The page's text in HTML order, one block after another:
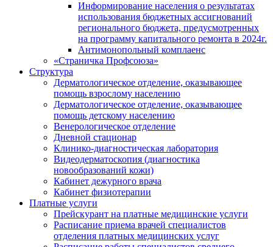
Информирование населения о результатах
использования бюджетных ассигнований
регионального бюджета, предусмотренных
на программу капитального ремонта в 2024г.
Антимонопольный комплаенс
«Страничка Профсоюза»
Структура
Дерматологическое отделение, оказывающее
помощь взрослому населению
Дерматологическое отделение, оказывающее
помощь детскому населению
Венерологическое отделение
Дневной стационар
Клинико-диагностическая лаборатория
Видеодерматоскопия (диагностика
новообразований кожи)
Кабинет дежурного врача
Кабинет физиотерапии
Платные услуги
Прейскурант на платные медицинские услуги
Расписание приема врачей специалистов
отделения платных медицинских услуг